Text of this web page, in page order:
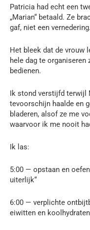
Patricia had echt een
„Marian“ betaald. Ze
gaf, niet een vernedering.
Het bleek dat de vrouw
hele dag te organiseren
bedienen.
Ik stond verstijfd terwijl
tevoorschijn haalde en
bladeren, alsof ze me
waarvoor ik me nooit
Ik las:
5:00 — opstaan en
uiterlijk“
6:00 — verplichte
eiwitten en koolhydraten